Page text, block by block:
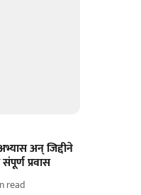
अन् जिद्दीने
प्रवास
read